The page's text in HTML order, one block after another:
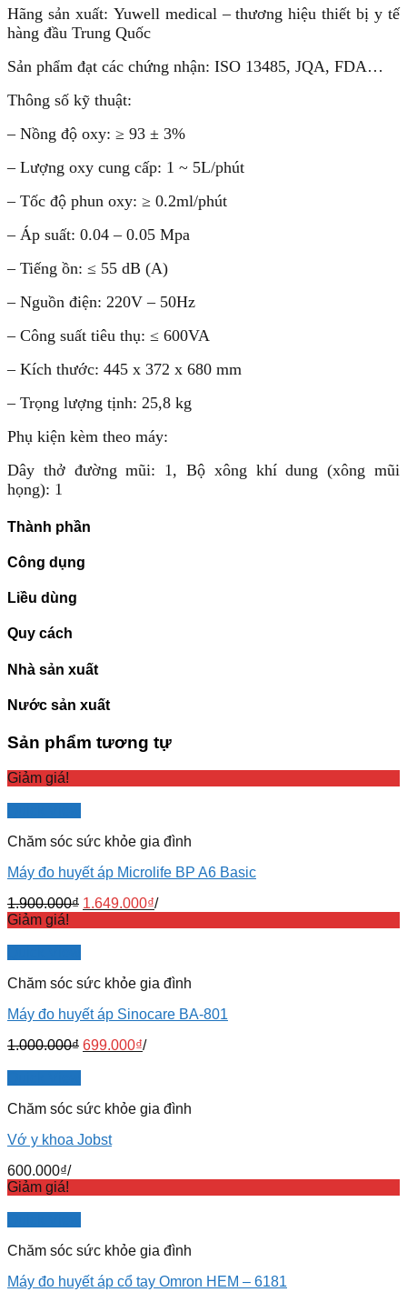
Hãng sản xuất: Yuwell medical – thương hiệu thiết bị y tế
hàng đầu Trung Quốc
Sản phẩm đạt các chứng nhận: ISO 13485, JQA, FDA…
Thông số kỹ thuật:
– Nồng độ oxy: ≥ 93 ± 3%
– Lượng oxy cung cấp: 1 ~ 5L/phút
– Tốc độ phun oxy: ≥ 0.2ml/phút
– Áp suất: 0.04 – 0.05 Mpa
– Tiếng ồn: ≤ 55 dB (A)
– Nguồn điện: 220V – 50Hz
– Công suất tiêu thụ: ≤ 600VA
– Kích thước: 445 x 372 x 680 mm
– Trọng lượng tịnh: 25,8 kg
Phụ kiện kèm theo máy:
Dây thở đường mũi: 1, Bộ xông khí dung (xông mũi
họng): 1
Thành phần
Công dụng
Liều dùng
Quy cách
Nhà sản xuất
Nước sản xuất
Sản phẩm tương tự
Giảm giá!
Chăm sóc sức khỏe gia đình
Máy đo huyết áp Microlife BP A6 Basic
1.900.000₫ 1.649.000₫/
Giảm giá!
Chăm sóc sức khỏe gia đình
Máy đo huyết áp Sinocare BA-801
1.000.000₫ 699.000₫/
Chăm sóc sức khỏe gia đình
Vớ y khoa Jobst
600.000₫/
Giảm giá!
Chăm sóc sức khỏe gia đình
Máy đo huyết áp cổ tay Omron HEM – 6181